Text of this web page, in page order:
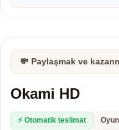
💸 Paylaşmak ve
Okami HD
⚡ Otomatik teslimat